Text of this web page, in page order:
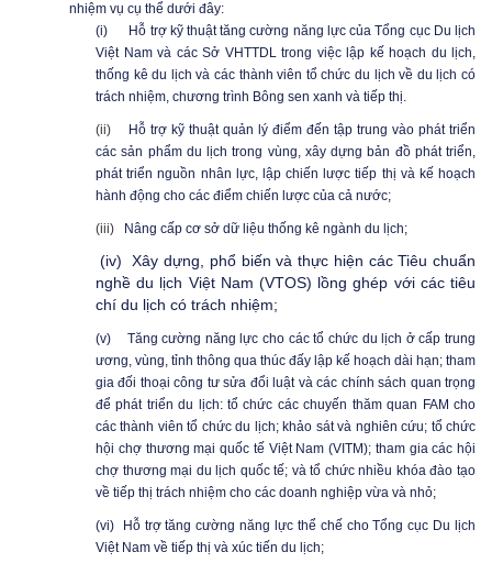
nhiệm vụ cụ thể dưới đây:
(i)
Hỗ trợ kỹ thuật tăng cường năng lực của Tổng cục Du lịch
Việt Nam và các Sở VHTTDL trong việc lập kế hoạch du lịch,
thống kê du lịch và các thành viên tổ chức du lịch về du lịch có
trách nhiệm, chương trình Bông sen xanh và tiếp thị.
(ii)
Hỗ trợ kỹ thuật quản lý điểm đến tập trung vào phát triển
các sản phẩm du lịch trong vùng, xây dựng bản đồ phát triển,
phát triển nguồn nhân lực, lập chiến lược tiếp thị và kế hoạch
hành động cho các điểm chiến lược của cả nước;
(iii) Nâng cấp cơ sở dữ liệu thống kê ngành du lịch;
(iv)Xây dựng, phổ biến và thực hiện các Tiêu chuẩn
nghề du lịch Việt Nam (VTOS) lồng ghép với các tiêu
chí du lịch có trách nhiệm;
(v) Tăng cường năng lực cho các tổ chức du lịch ở cấp trung
ương, vùng, tỉnh thông qua thúc đấy lập kế hoạch dài hạn; tham
gia đối thoại công tư sửa đổi luật và các chính sách quan trọng
để phát triển du lịch: tổ chức các chuyến thăm quan FAM cho
các thành viên tổ chức du lịch; khảo sát và nghiên cứu; tổ chức
hội chợ thương mại quốc tế Việt Nam (VITM); tham gia các hội
chợ thương mại du lịch quốc tế; và tổ chức nhiều khóa đào tạo
về tiếp thị trách nhiệm cho các doanh nghiệp vừa và nhỏ;
(vi) Hỗ trợ tăng cường năng lực thể chế cho Tổng cục Du lịch
Việt Nam về tiếp thị và xúc tiến du lịch;